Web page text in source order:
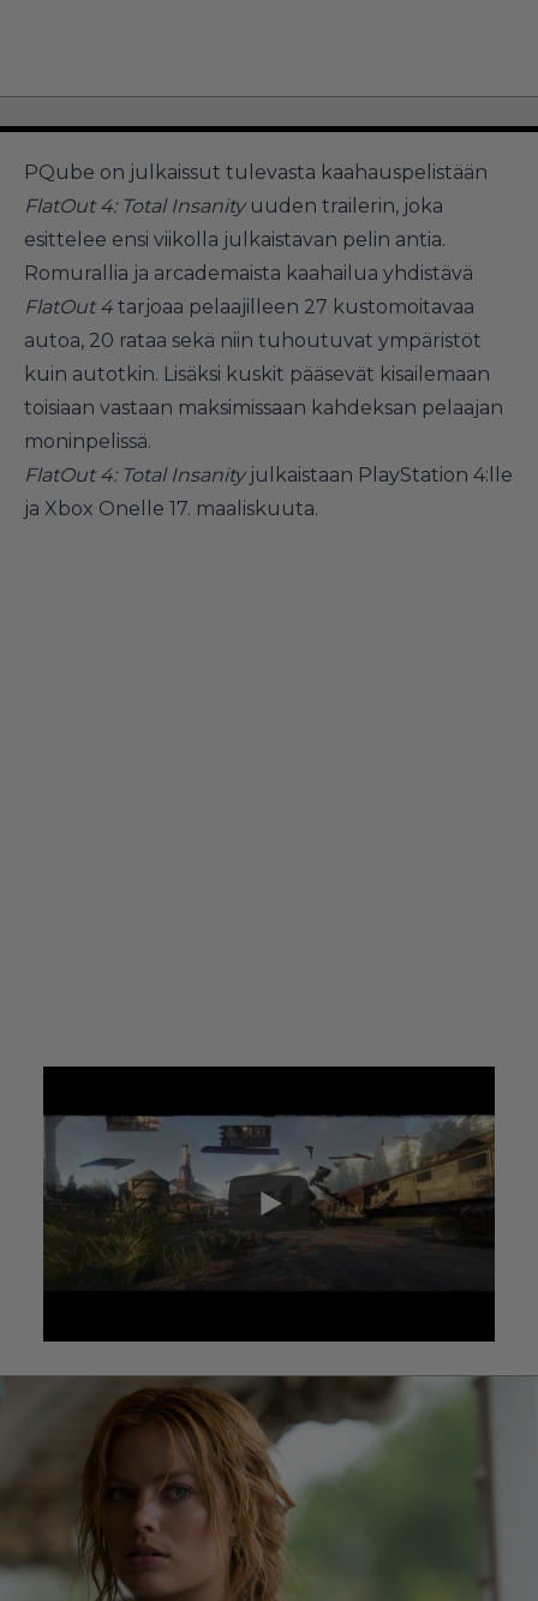
PQube on julkaissut tulevasta kaahauspelistään
FlatOut 4: Total Insanityuuden trailerin, joka
esittelee ensi viikolla julkaistavan pelin antia.
Romurallia ja arcademaista kaahailua yhdistävä
FlatOut 4 tarjoaa pelaajilleen 27 kustomoitavaa
autoa, 20 rataa sekä niin tuhoutuvat ympäristöt
kuin autotkin. Lisäksi kuskit pääsevät kisailemaan
toisiaan vastaan maksimissaan kahdeksan pelaajan
moninpelissä.
FlatOut 4: Total Insanityjulkaistaan PlayStation 4:lle
ja Xbox Onelle 17. maaliskuuta.